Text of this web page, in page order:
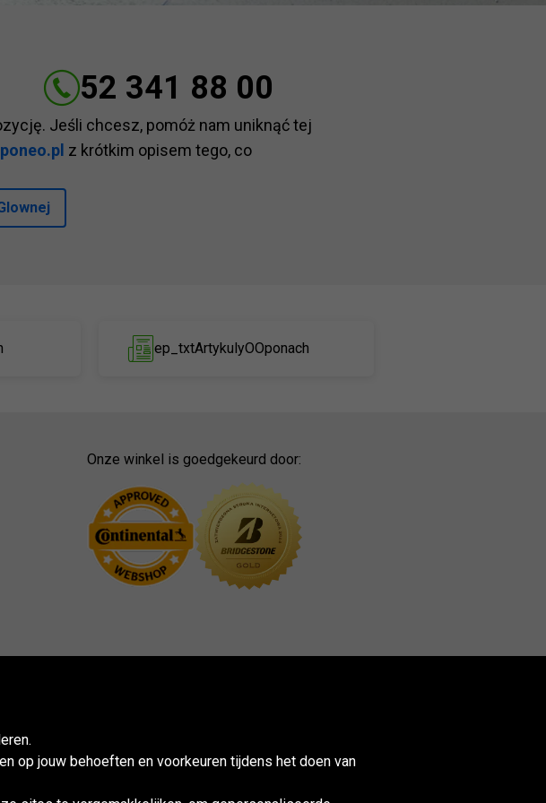
52 341 88 00
Jeśli chcesz, pomóż nam uniknąć tej
z krótkim opisem tego, co
ep_txtArtykulyOOponach
Onze winkel is goedgekeurd door:
op jouw behoeften en voorkeuren tijdens het doen van